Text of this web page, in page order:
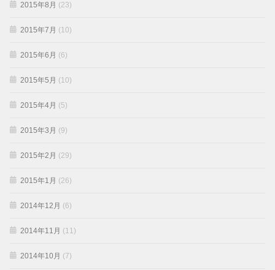
2015年8月 (23)
2015年7月 (10)
2015年6月 (6)
2015年5月 (10)
2015年4月 (5)
2015年3月 (9)
2015年2月 (29)
2015年1月 (26)
2014年12月 (6)
2014年11月 (11)
2014年10月 (7)